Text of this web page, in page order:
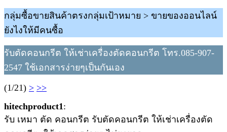
กลุ่มซื้อขายสินค้าตรงกลุ่มเป้าหมาย > ขายของออนไลน์
ยังไงให้มีคนซื้อ
รับตัดคอนกรีต ให้เช่าเครื่องตัดคอนกรีต โทร.085-907-
2547 ใช้เอกสารง่ายๆเป็นกันเอง
(1/21) > >>
hitechproduct1:
รับ เหมา ตัด คอนกรีต รับตัดคอนกรีต ให้เช่าเครื่องตัด